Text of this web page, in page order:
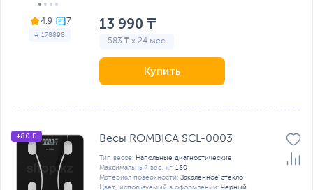
4.9
# 178898
13 990 ₸
583 ₸ x 24 мес
Купить
+80 Б Весы ROMBICA SCL-0003
Тип весов: Напольные диагностические
Максимальный вес, кг: 180
Материал поверхности: Закаленное стекло
Цвет, используемый в оформлении: Черный